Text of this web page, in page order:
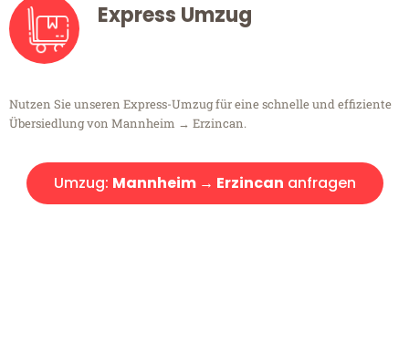
Express Umzug
Nutzen Sie unseren Express-Umzug für eine schnelle und effiziente
Übersiedlung von Mannheim → Erzincan.
Umzug: Mannheim → Erzincan anfragen